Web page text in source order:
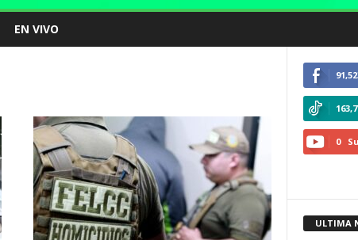
EN VIVO
0
ULTIMA